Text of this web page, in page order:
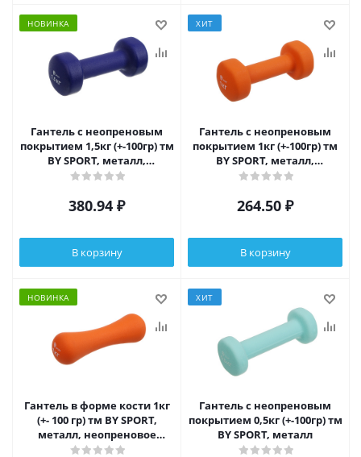
НОВИНКА
Гантель с неопреновым
покрытием 1,5кг (+-100гр) тм
BY SPORT, металл,
неопреновое покрытие
380.94 ₽
В корзину
ХИТ
Гантель с неопреновым
покрытием 1кг (+-100гр) тм
BY SPORT, металл,
неопреновое покрытие
264.50 ₽
В корзину
НОВИНКА
Гантель в форме кости 1кг
(+- 100 гр) тм BY SPORT,
металл, неопреновое
покрытие
ХИТ
Гантель с неопреновым
покрытием 0,5кг (+-100гр) тм
BY SPORT, металл